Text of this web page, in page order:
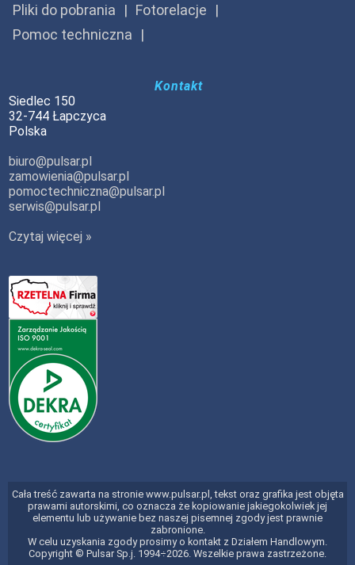
Pliki do pobrania
Fotorelacje
Pomoc techniczna
Kontakt
Siedlec 150
32-744 Łapczyca
Polska
biuro@pulsar.pl
zamowienia@pulsar.pl
pomoctechniczna@pulsar.pl
serwis@pulsar.pl
Czytaj więcej »
Cała treść zawarta na stronie www.pulsar.pl, tekst oraz grafika jest objęta
prawami autorskimi, co oznacza że kopiowanie jakiegokolwiek jej
elementu lub używanie bez naszej pisemnej zgody jest prawnie
zabronione.
W celu uzyskania zgody prosimy o kontakt z Działem Handlowym.
Copyright © Pulsar Sp.j. 1994÷2026. Wszelkie prawa zastrzeżone.